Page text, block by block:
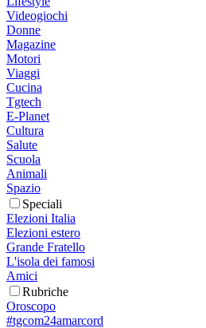
Videogiochi
Donne
Magazine
Motori
Viaggi
Cucina
Tgtech
E-Planet
Cultura
Salute
Scuola
Animali
Spazio
Speciali
Elezioni Italia
Elezioni estero
Grande Fratello
L'isola dei famosi
Amici
Rubriche
Oroscopo
#tgcom24amarcord